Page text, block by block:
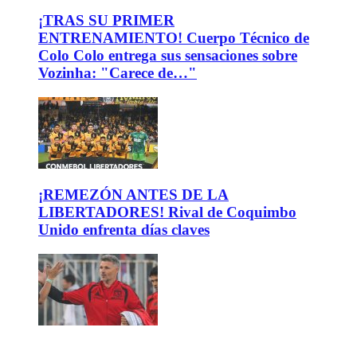
¡TRAS SU PRIMER
ENTRENAMIENTO! Cuerpo Técnico de
Colo Colo entrega sus sensaciones sobre
Vozinha: "Carece de…"
¡REMEZÓN ANTES DE LA
LIBERTADORES! Rival de Coquimbo
Unido enfrenta días claves